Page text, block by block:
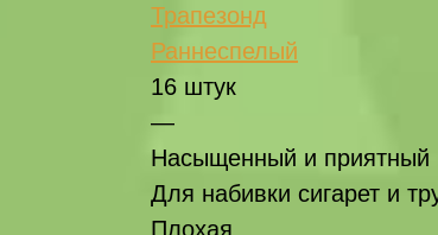
Трапезонд
Раннеспелый
16 штук
—
Насыщенный и приятный
Для набивки сигарет и
Плохая